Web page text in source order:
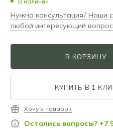
Нужна консультация? Наши
любой интересующий вопрос.
В КОРЗИНУ
КУПИТЬ В 1
Хочу в подарок
Остались вопросы? +7